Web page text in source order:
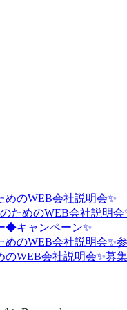
のWEB会社説明会✨
ためのWEB会社説明会
◆キャンペーン✨
のWEB会社説明会✨
WEB会社説明会✨募集